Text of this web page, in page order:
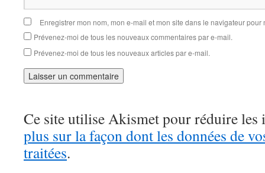
Enregistrer mon nom, mon e-mail et mon site dans le navigateur
Prévenez-moi de tous les nouveaux commentaires par e-mail.
Prévenez-moi de tous les nouveaux articles par e-mail.
Ce site utilise Akismet pour réduire les
plus sur la façon dont les données de
traitées.